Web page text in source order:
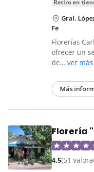
retiro en
Gral.
Fe
Florerías
ofrecer un
de… ver más
Más
Florería
4.5(51